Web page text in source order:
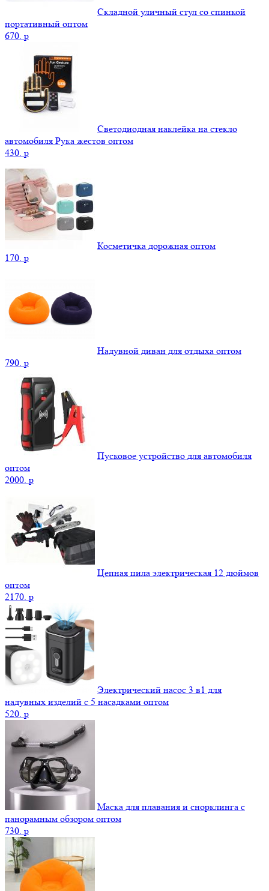
Складной уличный стул со спинкой
портативный оптом
670. p
Светодиодная наклейка на стекло
автомобиля Рука жестов оптом
430. p
Косметичка дорожная оптом
170. p
Надувной диван для отдыха оптом
790. p
Пусковое устройство для автомобиля
оптом
2000. p
Цепная пила электрическая 12 дюймов
оптом
2170. p
Электрический насос 3 в1 для
надувных изделий с 5 насадками оптом
520. p
Маска для плавания и снорклинга с
панорамным обзором оптом
730. p